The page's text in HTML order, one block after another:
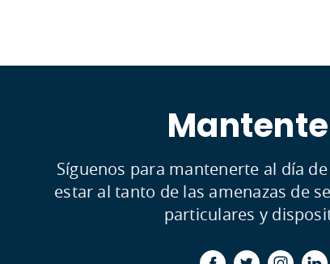
Síguenos para mantenerte al día
estar al tanto de las amenazas de
particulares y